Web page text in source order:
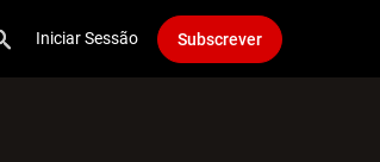
Iniciar Sessão Subscrever